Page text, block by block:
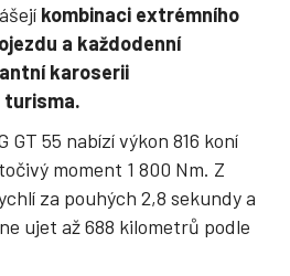
kombinaci extrémního
a každodenní
karoserii
turisma.
GT 55 nabízí výkon 816 koní
moment 1 800 Nm. Z
za pouhých 2,8 sekundy a
ujet až 688 kilometrů podle